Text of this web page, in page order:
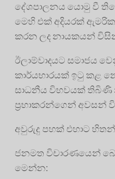
දේශපාලනය යොමු වී
මෙහි එක් අදියරක්
කරන ලද නායකයන්
ඊලාම්වාදයට සමාජය
කාර්යභාරයක් ඉටු කළ
සාධනීය විභවයක් තිබිණි
ප්‍රභාකරන්ගෙන් අවසන්
අවුරුදු පහක් එහාට
ජනමත විචාරණයෙන්
මෙන්න: